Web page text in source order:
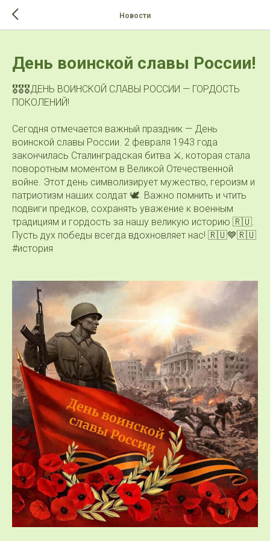
Новости
День воинской славы России!
🎖🎖🎖ДЕНЬ ВОИНСКОЙ СЛАВЫ РОССИИ — ГОРДОСТЬ
ПОКОЛЕНИЙ!
Сегодня отмечается важный праздник — День
воинской славы России. 2 февраля 1943 года
закончилась Сталинградская битва ⚔️, которая стала
поворотным моментом в Великой Отечественной
войне. Этот день символизирует мужество, героизм и
патриотизм наших солдат 🕊️. Важно помнить и чтить
подвиги предков, сохранять уважение к военным
традициям и гордость за нашу великую историю 🇷🇺.
Пусть дух победы всегда вдохновляет нас! 🇷🇺💙🇷🇺
#история